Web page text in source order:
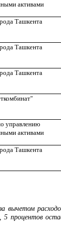
активами
Ташкента
Ташкента
Ташкента
управлению
активами
Ташкента
вычетом
5 процентов